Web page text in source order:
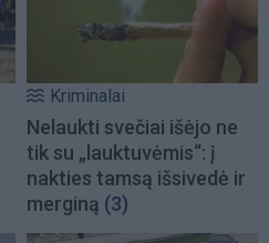
Kriminalai
Nelaukti svečiai išėjo ne
tik su „lauktuvėmis“: į
nakties tamsą išsivedė ir
merginą (3)